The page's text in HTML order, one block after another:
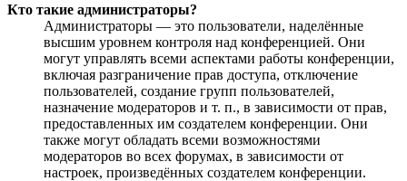
Кто такие администраторы?
Администраторы — это пользователи, наделённые
высшим уровнем контроля над конференцией. Они
могут управлять всеми аспектами работы конференции,
включая разграничение прав доступа, отключение
пользователей, создание групп пользователей,
назначение модераторов и т. п., в зависимости от прав,
предоставленных им создателем конференции. Они
также могут обладать всеми возможностями
модераторов во всех форумах, в зависимости от
настроек, произведённых создателем конференции.